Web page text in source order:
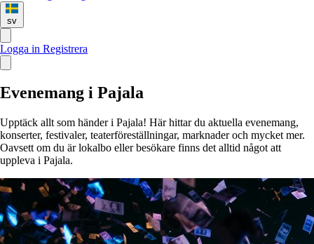
sv
Logga in Registrera
Evenemang i Pajala
Upptäck allt som händer i Pajala! Här hittar du aktuella evenemang,
konserter, festivaler, teaterföreställningar, marknader och mycket mer.
Oavsett om du är lokalbo eller besökare finns det alltid något att
uppleva i Pajala.